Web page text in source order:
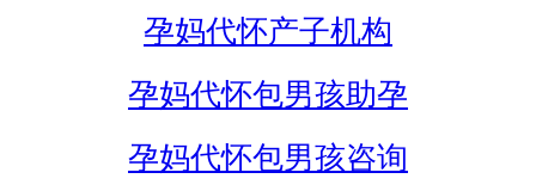
孕妈代怀产子机构
孕妈代怀包男孩助孕
孕妈代怀包男孩咨询